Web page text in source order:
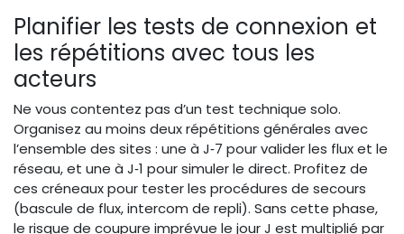
Planifier les tests de connexion et
les répétitions avec tous les
acteurs
Ne vous contentez pas d’un test technique solo.
Organisez au moins deux répétitions générales avec
l’ensemble des sites : une à J‑7 pour valider les flux et le
réseau, et une à J‑1 pour simuler le direct. Profitez de
ces créneaux pour tester les procédures de secours
(bascule de flux, intercom de repli). Sans cette phase,
le risque de coupure imprévue le jour J est multiplié par